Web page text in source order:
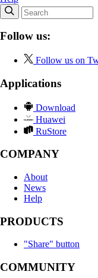
Follow us:
Follow us on
Applications
Download
Huawei
RuStore
COMPANY
About
News
Help
PRODUCTS
"Share" button
COMMUNITY